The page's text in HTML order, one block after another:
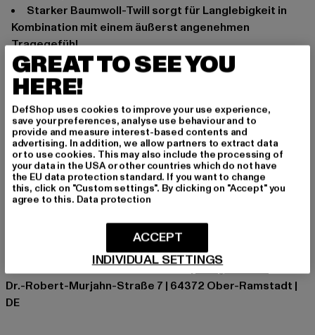
Starker Baumwoll-Twill sorgt für Langlebigkeit in
Kombination mit einem äußerst angenehmen
Tragegefühl
Gerader Beinschnitt
Regular Fit
Anlass: Alltag, Modern, Freizeit, Lässig, Basic
Verschlussarten: verdeckter Reißverschluss
Schnitt: Regular-Fit
Marke: Urban Classics
Kat.: Cargohosen
Farbe: beige
Hersteller Farbe: unionbeige
Hersteller: TB International GmbH |info@tbint.de
Dr.-Robert-Murjahn-Straße 7 | 64372 Ober-Ramstadt |
DE
GREAT TO SEE YOU
HERE!
DefShop uses cookies to improve your use experience,
save your preferences, analyse use behaviour and to
provide and measure interest-based contents and
advertising. In addition, we allow partners to extract data
or to use cookies. This may also include the processing of
your data in the USA or other countries which do not have
the EU data protection standard. If you want to change
this, click on "Custom settings". By clicking on "Accept" you
agree to this. Data protection
INDIVIDUAL SETTINGS
ACCEPT